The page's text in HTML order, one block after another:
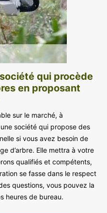
qui procède
en proposant
sur le marché, à
société qui propose des
si vous avez besoin de
d’arbre. Elle mettra à votre
qualifiés et compétents,
se fasse dans le respect
questions, vous pouvez la
heures de bureau.